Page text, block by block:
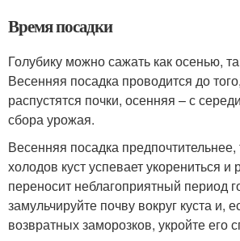
Время посадки
Голубику можно сажать как осенью,
Весенняя посадка проводится до
распустятся почки, осенняя – с
сбора урожая.
Весенняя посадка предпочтительнее,
холодов куст успевает укорениться и
переносит неблагоприятный период
замульчируйте почву вокруг куста и,
возвратных заморозков, укройте его